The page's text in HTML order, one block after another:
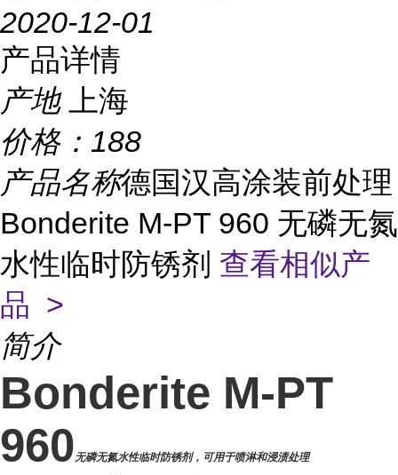
2020-12-01
产品详情
产地
上海
价格： 188
产品名称德国汉高涂装前处理
Bonderite M-PT 960 无磷无氮
水性临时防锈剂 查看相似产
品 >
简介
Bonderite M-PT
960无磷无氮水性临时防锈剂，可用于喷淋和浸渍处理